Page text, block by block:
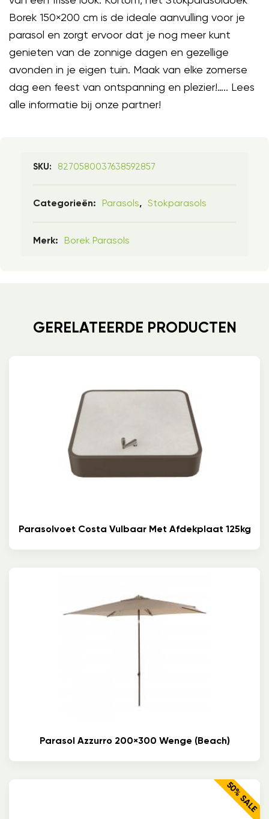
Borek 150×200 cm is de ideale aanvulling voor je
parasol en zorgt ervoor dat je nog meer kunt
genieten van de zonnige dagen en gezellige
avonden in je eigen tuin. Maak van elke zomerse
dag een feest van ontspanning en plezier!….. Lees
alle informatie bij onze partner!
SKU: 8270580037638592857
Categorieën: Parasols, Stokparasols
Merk: Borek Parasols
GERELATEERDE PRODUCTEN
Parasolvoet Costa Vulbaar Met Afdekplaat 125kg
Parasol Azzurro 200×300 Wenge (beach)
50% SALE